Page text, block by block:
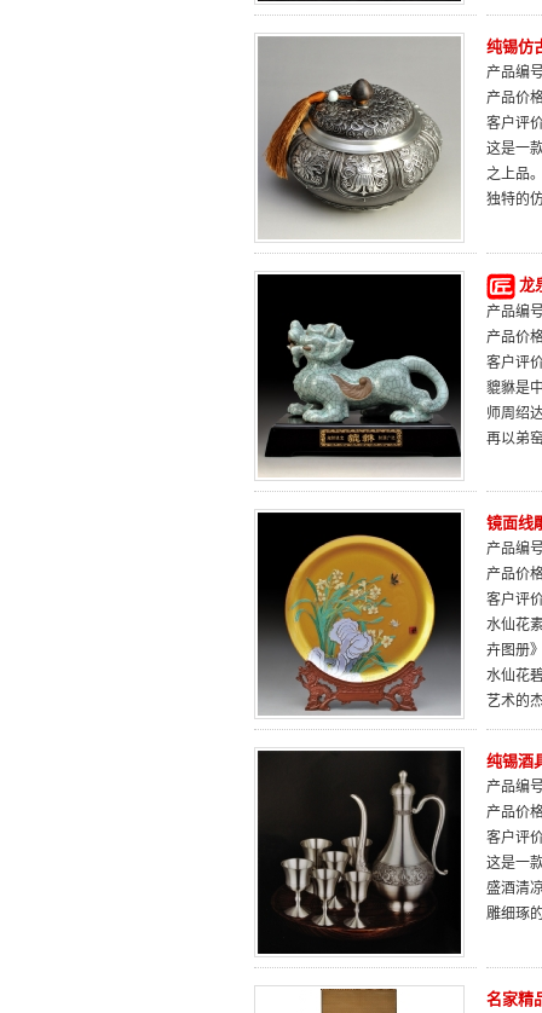
纯锡仿
产品编
产品价
客户评
这是一
之上品
独特的
龙
产品编
产品价
客户评
貔貅是
师周绍
再以弟
镜面线
产品编
产品价
客户评
水仙花
卉图册
水仙花
艺术的
纯锡酒
产品编
产品价
客户评
这是一
盛酒清
雕细琢
名家精